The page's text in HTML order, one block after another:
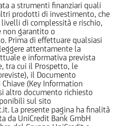
a strumenti finanziari quali
prodotti di investimento, che
di complessità e rischio,
non garantito o
Prima di effettuare qualsiasi
attentamente la
e informativa prevista
tra cui il Prospetto, le
il Documento
(Key Information
altro documento richiesto
sul sito
La presente pagina ha finalità
da UniCredit Bank GmbH